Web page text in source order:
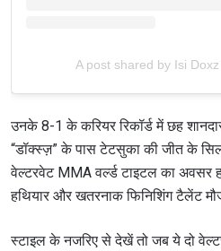
A post shared by Isi
उनके 8-1 के करियर रिकॉर्ड में छह
“डॉक्स्ज़” के पास टेटसुका की जीत के
वेल्टरवेट MMA वर्ल्ड टाइटल का
हथियार और खतरनाक फिनिशिंग टैलेंट
स्टाइल के नजरिए से देखें तो जब ये दो